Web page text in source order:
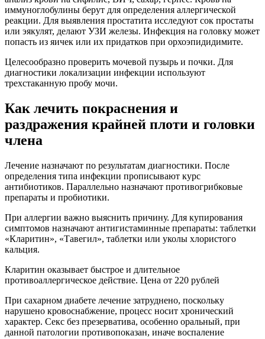
иммуноглобулины берут для определения аллергической
реакции. Для выявления простатита исследуют сок простаты
или эякулят, делают УЗИ железы. Инфекция на головку может
попасть из яичек или их придатков при орхоэпидидимите.
Целесообразно проверить мочевой пузырь и почки. Для
диагностики локализации инфекции используют
трехстаканную пробу мочи.
Как лечить покраснения и
раздражения крайней плоти и головки
члена
Лечение назначают по результатам диагностики. После
определения типа инфекции прописывают курс
антибиотиков. Параллельно назначают противогрибковые
препараты и пробиотики.
При аллергии важно выяснить причину. Для купирования
симптомов назначают антигистаминные препараты: таблетки
«Кларитин», «Тавегил», таблетки или уколы хлористого
кальция.
Кларитин оказывает быстрое и длительное
противоаллергическое действие. Цена от 220 рублей
При сахарном диабете лечение затруднено, поскольку
нарушено кровоснабжение, процесс носит хронический
характер. Секс без презерватива, особенно оральный, при
данной патологии противопоказан, иначе воспаление